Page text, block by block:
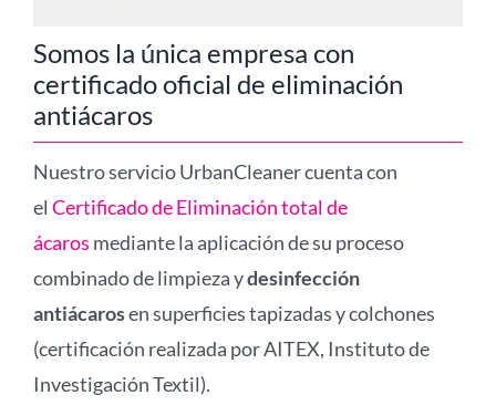
Somos la única empresa con
certificado oficial de eliminación
antiácaros
Nuestro servicio UrbanCleaner cuenta con
el Certificado de Eliminación total de
ácaros mediante la aplicación de su proceso
combinado de limpieza ydesinfección
antiácarosen superficies tapizadas y colchones
(certificación realizada por AITEX, Instituto de
Investigación Textil).